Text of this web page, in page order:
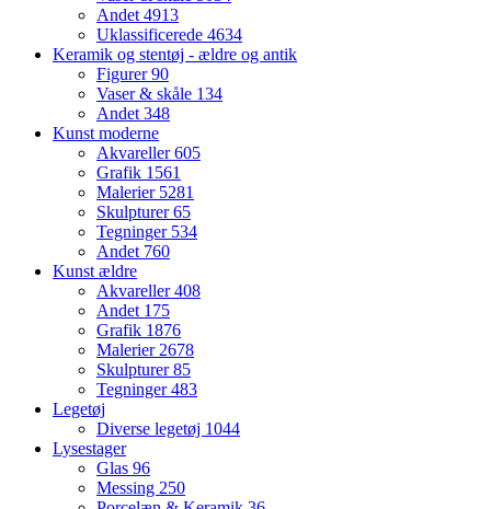
Andet4913
Uklassificerede 4634
Keramik og stentøj - ældre og antik
Figurer90
Vaser & skåle 134
Andet348
Kunst moderne
Akvareller605
Grafik 1561
Malerier 5281
Skulpturer65
Tegninger 534
Andet 760
Kunst ældre
Akvareller408
Andet 175
Grafik 1876
Malerier2678
Skulpturer85
Tegninger483
Legetøj
Diverse legetøj 1044
Lysestager
Glas 96
Messing 250